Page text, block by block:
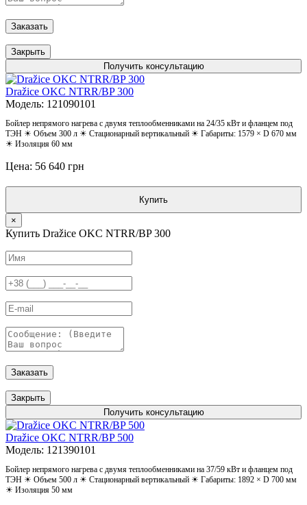
Заказать
Закрыть
Получить консультацию
Dražice OKC NTRR/BP 300
Модель: 121090101
Бойлер непрямого нагрева с двумя теплообменниками на 24/35 кВт и фланцем под
ТЭН ☀ Объем 300 л ☀ Стационарный вертикальный ☀ Габариты: 1579 × D 670 мм
☀ Изоляция 60 мм
Цена: 56 640 грн
Купить
×
Купить Dražice OKC NTRR/BP 300
Заказать
Закрыть
Получить консультацию
Dražice OKC NTRR/BP 500
Модель: 121390101
Бойлер непрямого нагрева с двумя теплообменниками на 37/59 кВт и фланцем под
ТЭН ☀ Объем 500 л ☀ Стационарный вертикальный ☀ Габариты: 1892 × D 700 мм
☀ Изоляция 50 мм